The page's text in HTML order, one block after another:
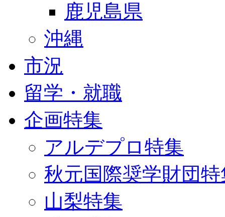
鹿児島県
沖縄
市況
留学・就職
企画特集
アルデプロ特集
秋元国際奨学財団特
山梨特集